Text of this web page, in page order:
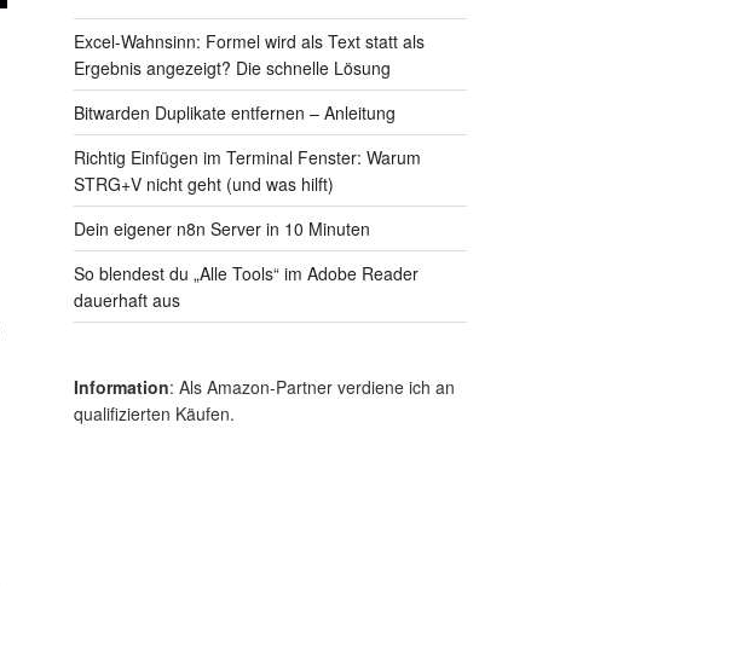
Excel-Wahnsinn: Formel wird als Text statt als
Ergebnis angezeigt? Die schnelle Lösung
Bitwarden Duplikate entfernen – Anleitung
Richtig Einfügen im Terminal Fenster: Warum
STRG+V nicht geht (und was hilft)
Dein eigener n8n Server in 10 Minuten
So blendest du „Alle Tools“ im Adobe Reader
dauerhaft aus
Information: Als Amazon-Partner verdiene ich an
qualifizierten Käufen.